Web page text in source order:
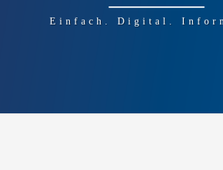
Einfach. Digital.